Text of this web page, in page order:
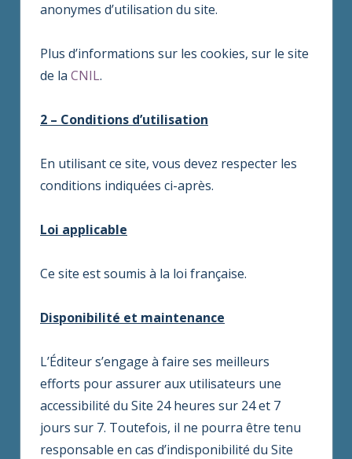
anonymes d’utilisation du site.
Plus d’informations sur les cookies, sur le site
de la CNIL.
2 – Conditions d’utilisation
En utilisant ce site, vous devez respecter les
conditions indiquées ci-après.
Loi applicable
Ce site est soumis à la loi française.
Disponibilité et maintenance
L’Éditeur s’engage à faire ses meilleurs
efforts pour assurer aux utilisateurs une
accessibilité du Site 24 heures sur 24 et 7
jours sur 7. Toutefois, il ne pourra être tenu
responsable en cas d’indisponibilité du Site